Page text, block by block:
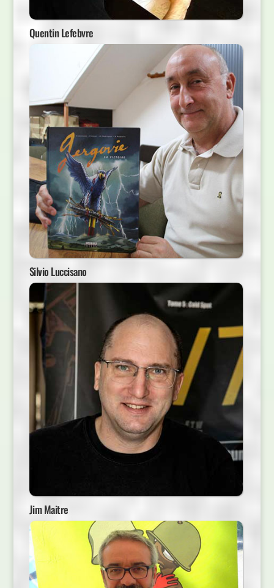
Quentin Lefebvre
Silvio Luccisano
Jim Maitre